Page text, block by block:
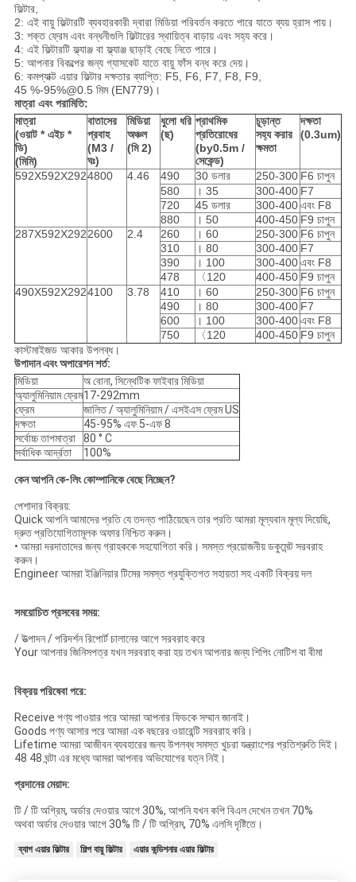
ফিল্টার,
2: এই বায়ু ফিল্টারটি ব্যবহারকারী দ্বারা মিডিয়া পরিবর্তন করতে পারে যাতে ব্যয় হ্রাস পায়।
3: শক্ত ফ্রেম এবং বন্ধনীগুলি ফিল্টারের স্থায়িত্ব বাড়ায় এবং সহ্য করে।
4: এই ফিল্টারটি ফ্ল্যাঞ্জ বা ফ্ল্যাঞ্জ ছাড়াই বেছে নিতে পারে।
5: আপনার বিকল্পের জন্য গ্যাসকেট যাতে বায়ু ফাঁস বন্ধ করে দেয়।
6: কমপ্যাক্ট এয়ার ফিল্টার দক্ষতার ব্যাপ্তি: F5, F6, F7, F8, F9,
45 %-95%@0.5 মিম (EN779)।
মাত্রা এবং পরামিতি:
মাত্রা
(ওয়াট * এইচ *
ডি)
(মিমি)
বাতাসের
প্রবাহ
(M3 /
ঘঃ)
মিডিয়া
অঞ্চল
(মি 2)
ধুলো ধরি
(ছ)
প্রাথমিক
প্রতিরোধের
(by0.5m /
সেকেন্ড)
চূড়ান্ত
সহ্য করার
ক্ষমতা
দক্ষতা
(0.3um)
592X592X2924800 4.46 490 30 ডলার 250-300 F6 চাপুন
580
। 35 300-400 F7
720
45 ডলার 300-400এবং F8
880
। 50 400-450 F9 চাপুন
287X592X2922600 2.4 260 । 60 250-300 F6 চাপুন
310
। 80 300-400 F7
390
। 100 300-400এবং F8
478
〈120 400-450 F9 চাপুন
490X592X2924100 3.78 410 । 60 250-300 F6 চাপুন
490
। 80 300-400 F7
600
। 100 300-400এবং F8
750
〈120 400-450 F9 চাপুন
কাস্টমাইজড আকার উপলব্ধ।
উপাদান এবং অপারেশন শর্ত:
মিডিয়া
অ বোনা, সিন্থেটিক ফাইবার মিডিয়া
অ্যালুমিনিয়াম ফ্রেম17-292mm
ফ্রেম
জালিত / অ্যালুমিনিয়াম / এসইএস ফ্রেম US
দক্ষতা
45-95% এফ 5-এফ 8
সর্বোচ্চ তাপমাত্রা
80 ° C
সর্বাধিক আর্দ্রতা
100%
কেন আপনি কে-লিং কোম্পানিকে বেছে নিচ্ছেন?
পেশাদার বিক্রয়:
Quick আপনি আমাদের প্রতি যে তদন্ত পাঠিয়েছেন তার প্রতি আমরা মূল্যবান মূল্য দিয়েছি,
দ্রুত প্রতিযোগিতামূলক অফার নিশ্চিত করুন।
• আমরা দরদাতাদের জন্য গ্রাহককে সহযোগিতা করি। সমস্ত প্রয়োজনীয় ডকুমেন্ট সরবরাহ
করুন।
Engineer আমরা ইঞ্জিনিয়ার টিমের সমস্ত প্রযুক্তিগত সহায়তা সহ একটি বিক্রয় দল
সময়োচিত প্রসবের সময়:
/ উত্পাদন / পরিদর্শন রিপোর্ট চালানের আগে সরবরাহ করে
Your আপনার জিনিসপত্র যখন সরবরাহ করা হয় তখন আপনার জন্য শিপিং নোটিশ বা বীমা
বিক্রয় পরিষেবা পরে:
Receive পণ্য পাওয়ার পরে আমরা আপনার ফিডকে সম্মান জানাই।
Goods পণ্য আসার পরে আমরা এক বছরের ওয়ারেন্টি সরবরাহ করি।
Lifetime আমরা আজীবন ব্যবহারের জন্য উপলব্ধ সমস্ত খুচরা যন্ত্রাংশের প্রতিশ্রুতি দিই।
48 48 ঘন্টা এর মধ্যে আমরা আপনার অভিযোগের যত্ন নিই।
প্রদানের মেয়াদ:
টি / টি অগ্রিম, অর্ডার দেওয়ার আগে 30%, আপনি যখন কপি বিএল দেখেন তখন 70%
অথবা অর্ডার দেওয়ার আগে 30% টি / টি অগ্রিম, 70% এলসি দৃষ্টিতে।
ব্যাগ এয়ার ফিল্টার শিল্প বায়ু ফিল্টার এয়ার কন্ডিশনার এয়ার ফিল্টার